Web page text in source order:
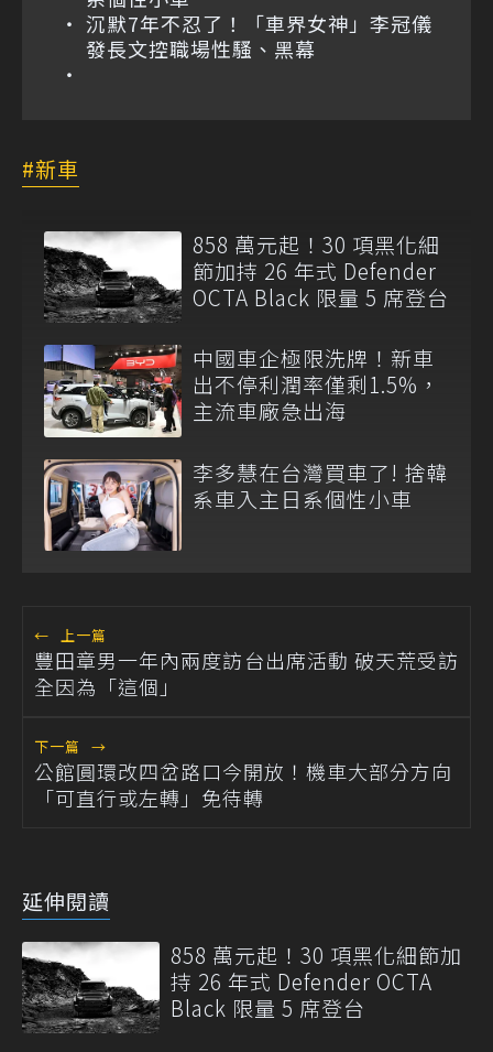
沉默7年不忍了！「車界女神」李冠儀
發長文控職場性騷、黑幕
新車
858 萬元起！30 項黑化細
節加持 26 年式 Defender
OCTA Black 限量 5 席登台
中國車企極限洗牌！新車
出不停利潤率僅剩1.5%，
主流車廠急出海
李多慧在台灣買車了! 捨韓
系車入主日系個性小車
← 上一篇
豐田章男一年內兩度訪台出席活動 破天荒受訪
全因為「這個」
下一篇 →
公館圓環改四岔路口今開放！機車大部分方向
「可直行或左轉」免待轉
延伸閱讀
858 萬元起！30 項黑化細節加
持 26 年式 Defender OCTA
Black 限量 5 席登台